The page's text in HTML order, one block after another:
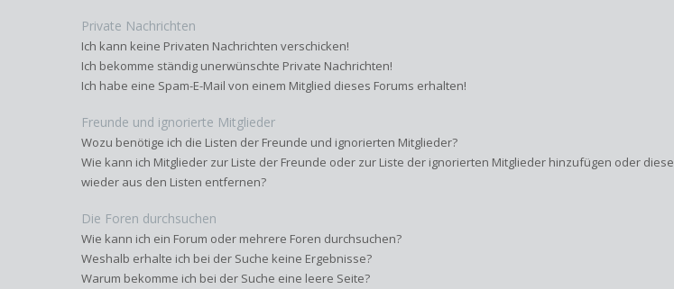
Private Nachrichten
Ich kann keine Privaten Nachrichten verschicken!
Ich bekomme ständig unerwünschte Private Nachrichten!
Ich habe eine Spam-E-Mail von einem Mitglied dieses Forums erhalten!
Freunde und ignorierte Mitglieder
Wozu benötige ich die Listen der Freunde und ignorierten Mitglieder?
Wie kann ich Mitglieder zur Liste der Freunde oder zur Liste der ignorierten Mitglieder hinzufügen oder diese
wieder aus den Listen entfernen?
Die Foren durchsuchen
Wie kann ich ein Forum oder mehrere Foren durchsuchen?
Weshalb erhalte ich bei der Suche keine Ergebnisse?
Warum bekomme ich bei der Suche eine leere Seite?